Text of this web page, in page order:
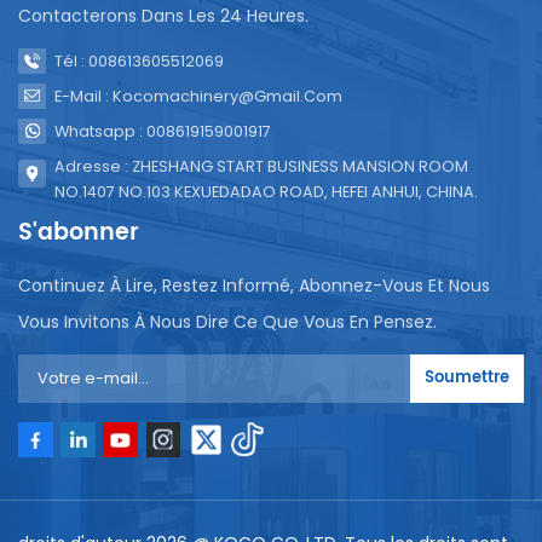
Contacterons Dans Les 24 Heures.
Tél : 008613605512069
E-Mail : Kocomachinery@gmail.com
Whatsapp : 008619159001917
Adresse : ZHESHANG START BUSINESS MANSION ROOM
NO.1407 NO.103 KEXUEDADAO ROAD, HEFEI ANHUI, CHINA.
S'abonner
Continuez À Lire, Restez Informé, Abonnez-Vous Et Nous
Vous Invitons À Nous Dire Ce Que Vous En Pensez.
Soumettre